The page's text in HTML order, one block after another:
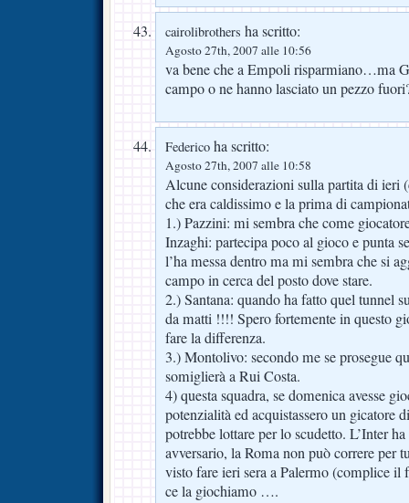
cairolibrothers ha scritto:
Agosto 27th, 2007 alle 10:56
va bene che a Empoli risparmiano…ma
campo o ne hanno lasciato un pezzo
Federico ha scritto:
Agosto 27th, 2007 alle 10:58
Alcune considerazioni sulla partita di ieri
che era caldissimo e la prima di
1.) Pazzini: mi sembra che come
Inzaghi: partecipa poco al gioco e punta
l’ha messa dentro ma mi sembra che si
campo in cerca del posto dove stare.
2.) Santana: quando ha fatto quel tunnel
da matti !!!! Spero fortemente in questo
fare la differenza.
3.) Montolivo: secondo me se prosegue
somiglierà a Rui Costa.
4) questa squadra, se domenica avesse
potenzialità ed acquistassero un gicatore
potrebbe lottare per lo scudetto. L’Inter
avversario, la Roma non può correre per
visto fare ieri sera a Palermo (complice il
ce la giochiamo ….